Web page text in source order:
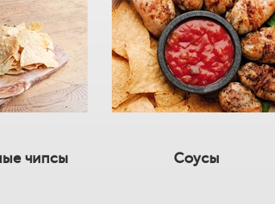
чипсы Соусы